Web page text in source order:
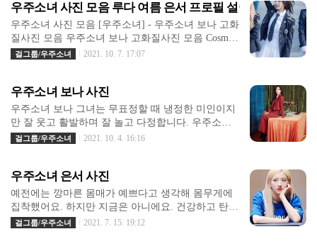
다는 오디션 때 아이유의 '와'와 윤하의 '비밀번호 48
6'을 불러 합격하였고, 데뷔 전까지의 연습생 기간이
1년 2개월로 짧았습니다. 이런 특성 때문에 다른 멤
버들과 친해질 시간이 적었지만, 방송을 통해 서로를
더 잘 알게 되었습니다. 그녀는 몇몇 곡에서 후렴부
틀 곡인 와 수록곡인 에서 후렴을 맡았습니다. 또한,
후속 앨범 미니 9집의 타이틀 곡 에서는 메인보컬 연
정과 비슷한 분량으로 파트를 분배 ..
우주소녀 사진 모음 루다 여름 은서 프로필 설아 성소 고화질
우주소녀 사진 모음 [우주소녀] - 우주소녀 보나 고화
질사진 모음 우주소녀 보나 고화질사진 모음 Cosmic
Girls (우주소녀) - Bona (보나) 고화질사진 모음 우주
본리동 국적 대한민국 secretfantasy.tistory.com [우주
소녀] - 우주소녀 루다 사진 - 쪼꼬미 루다 우주소녀
루다 사진 - 쪼꼬미 루다 우주소녀 루다 사진 본명 이
루다 (李루다, Lee Luda) 출생 1997년 2월 6일 (24세)
서울특별시 동작구 대방동 "우주소녀의 쪼꼬미 루다
보컬을 맡고 있 secretfantasy.tistory...
걸그룹/우주소녀 2021. 10. 7. 17:07
우주소녀 보나 사진
우주소녀 보나 그녀는 무표정할 때 냉정한 미인이지
만 잘 웃고 활발하며 잘 놀고 다정합니다. 우주소녀
보나는 동생들에게 장난을 많이 치고, 동생들이 먼저
와 팔짱을 끼고 "식사하러 가자"고 말한 것을 생각하
면 꽤 당황한 것 같았어요. 데뷔 초 회사 측은 러블리
큐티라는 수식어를 추진했지만 우주소녀 보나는 무
뚝뚝하고 애교가 없어 어렵다고 말했습니다. 이제 그
녀는 애교가 많아졌고 매우 활동적이지만, 보나는 여
걸그룹/우주소녀 2021. 10. 4. 16:16
우주소녀 은서 사진
예전에는 깡마른 몸매가 예쁘다고 생각해 몸무게에
집착했어요. 하지만 지금은 아니에요. 건강하고 탄탄
한 몸매를 위해 나에게 맞는 운동법을 실천하면서 식
걸그룹/우주소녀 2021. 7. 15. 19:12